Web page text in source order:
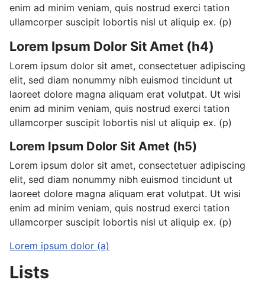
enim ad minim veniam, quis nostrud exerci tation
ullamcorper suscipit lobortis nisl ut aliquip ex. (p)
Lorem Ipsum Dolor Sit Amet (h4)
Lorem ipsum dolor sit amet, consectetuer adipiscing
elit, sed diam nonummy nibh euismod tincidunt ut
laoreet dolore magna aliquam erat volutpat. Ut wisi
enim ad minim veniam, quis nostrud exerci tation
ullamcorper suscipit lobortis nisl ut aliquip ex. (p)
Lorem Ipsum Dolor Sit Amet (h5)
Lorem ipsum dolor sit amet, consectetuer adipiscing
elit, sed diam nonummy nibh euismod tincidunt ut
laoreet dolore magna aliquam erat volutpat. Ut wisi
enim ad minim veniam, quis nostrud exerci tation
ullamcorper suscipit lobortis nisl ut aliquip ex. (p)
Lorem ipsum dolor (a)
Lists